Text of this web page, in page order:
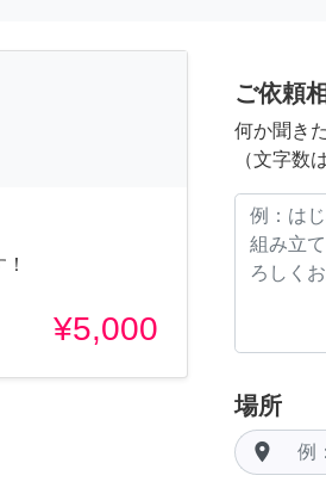
¥5,000
ご依頼
何か聞き
（文字数
場所
room